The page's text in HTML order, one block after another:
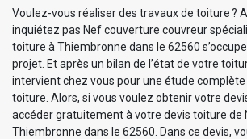
Voulez-vous réaliser des travaux de toiture ?
inquiétez pas Nef couverture couvreur
toiture à Thiembronne dans le 62560
projet. Et après un bilan de l’état de votre
intervient chez vous pour une étude
toiture. Alors, si vous voulez obtenir votre
accéder gratuitement à votre devis toiture de
Thiembronne dans le 62560. Dans ce devis,